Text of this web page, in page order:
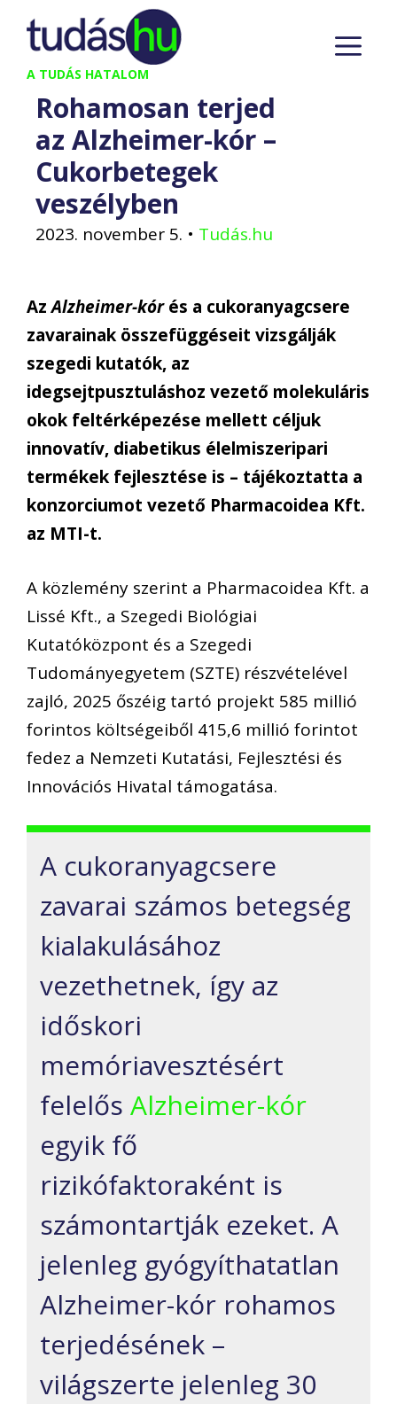
Kilépés
tartalomba
A TUDÁS HATALOM
Rohamosan terjed
az Alzheimer-kór –
Cukorbetegek
veszélyben
2023. november 5. • Tudás.hu
AzAlzheimer-kórés a cukoranyagcsere
zavarainak összefüggéseit vizsgálják
szegedi kutatók, az
idegsejtpusztuláshoz vezető molekuláris
okok feltérképezése mellett céljuk
innovatív, diabetikus élelmiszeripari
termékek fejlesztése is – tájékoztatta a
konzorciumot vezető Pharmacoidea Kft.
az MTI-t.
A közlemény szerint a Pharmacoidea Kft. a
Lissé Kft., a Szegedi Biológiai
Kutatóközpont és a Szegedi
Tudományegyetem (SZTE) részvételével
zajló, 2025 őszéig tartó projekt 585 millió
forintos költségeiből 415,6 millió forintot
fedez a Nemzeti Kutatási, Fejlesztési és
Innovációs Hivatal támogatása.
A cukoranyagcsere
zavarai számos betegség
kialakulásához
vezethetnek, így az
időskori
memóriavesztésért
felelős Alzheimer-kór
egyik fő
rizikófaktoraként is
számontartják ezeket. A
jelenleg gyógyíthatatlan
Alzheimer-kór rohamos
terjedésének –
világszerte jelenleg 30